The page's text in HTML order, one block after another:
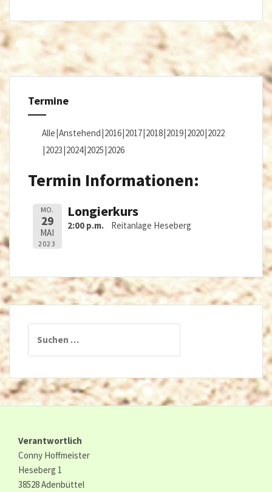
Termine
Alle Anstehend 2016 2017 2018 2019 2020 2022
2023 2024 2025 2026
Termin Informationen:
MO.
29
MAI
2023
Longierkurs
2:00 p.m. Reitanlage Heseberg
nach:
Verantwortlich
Conny Hoffmeister
Heseberg 1
38528 Adenbüttel